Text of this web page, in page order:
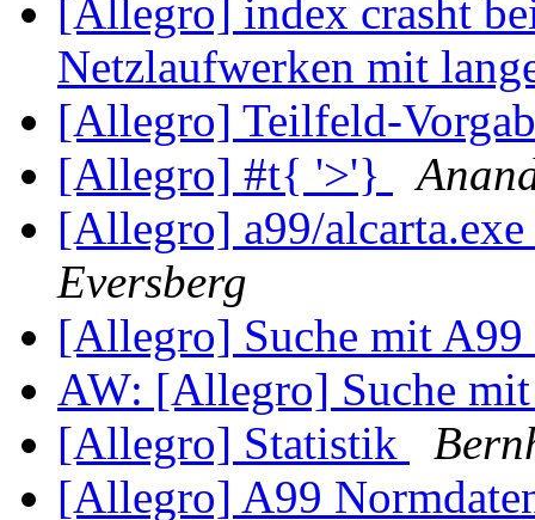
[Allegro] index crasht
Netzlaufwerken mit
[Allegro] Teilfeld-
[Allegro] #t{ '>'}
[Allegro] a99/
Eversberg
[Allegro] Suche mit A99
AW: [Allegro] Suche
[Allegro] Statistik
[Allegro] A99